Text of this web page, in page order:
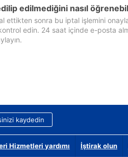
edilmediğini nasıl
ettikten sonra bu iptal işlemini
edin. 24 saat içinde e-posta
kaydedin
Hizmetleri yardımı İştirak olun